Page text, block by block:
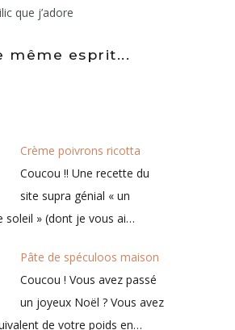
que j’adore
même esprit...
Crème poivrons ricotta
Coucou !! Une recette du
site supra génial « un
soleil » (dont je vous ai…
Pâte de spéculoos maison
Coucou ! Vous avez passé
un joyeux Noël ? Vous avez
de votre poids en…